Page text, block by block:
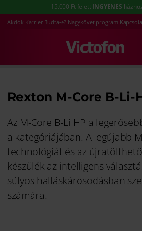
15.000 Ft felett INGYENES
Akciók Karrier Tudta-e? Nagykövet program
Rexton M-Core B-Li-
Az M-Core B-Li HP a
a kategóriájában. A legújabb
technológiát és az
készülék az intelligens
súlyos halláskárosodásban
számára.